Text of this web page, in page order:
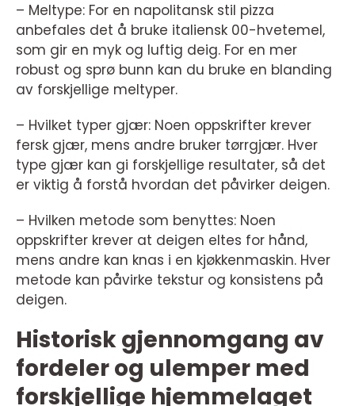
– Meltype: For en napolitansk stil pizza
anbefales det å bruke italiensk 00-hvetemel,
som gir en myk og luftig deig. For en mer
robust og sprø bunn kan du bruke en blanding
av forskjellige meltyper.
– Hvilket typer gjær: Noen oppskrifter krever
fersk gjær, mens andre bruker tørrgjær. Hver
type gjær kan gi forskjellige resultater, så det
er viktig å forstå hvordan det påvirker deigen.
– Hvilken metode som benyttes: Noen
oppskrifter krever at deigen eltes for hånd,
mens andre kan knas i en kjøkkenmaskin. Hver
metode kan påvirke tekstur og konsistens på
deigen.
Historisk gjennomgang av
fordeler og ulemper med
forskjellige hjemmelaget